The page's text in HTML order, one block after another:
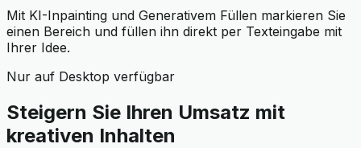
Mit KI-Inpainting und Generativem Füllen markieren Sie
einen Bereich und füllen ihn direkt per Texteingabe mit
Ihrer Idee.
Nur auf Desktop verfügbar
Steigern Sie Ihren Umsatz mit
kreativen Inhalten